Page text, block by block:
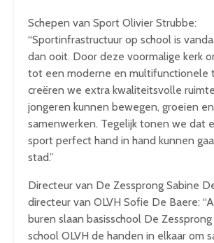
Schepen van Sport Olivier Strubbe:
“Sportinfrastructuur op school is
dan ooit. Door deze voormalige kerk
tot een moderne en multifunctionele
creëren we extra kwaliteitsvolle
jongeren kunnen bewegen, groeien en
samenwerken. Tegelijk tonen we dat
sport perfect hand in hand kunnen
stad.”
Directeur van De Zessprong Sabine
directeur van OLVH Sofie De Baere:
buren slaan basisschool De
school OLVH de handen in elkaar om